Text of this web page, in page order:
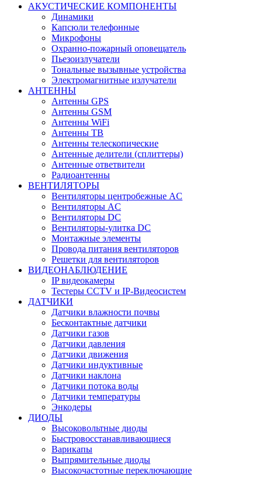
АКУСТИЧЕСКИЕ КОМПОНЕНТЫ
Динамики
Капсюли телефонные
Микрофоны
Охранно-пожарный оповещатель
Пьезоизлучатели
Тональные вызывные устройства
Электромагнитные излучатели
АНТЕННЫ
Антенны GPS
Антенны GSM
Антенны WiFi
Антенны ТВ
Антенны телескопические
Антенные делители (сплиттеры)
Антенные ответвители
Радиоантенны
ВЕНТИЛЯТОРЫ
Вентиляторы центробежные AC
Вентиляторы AC
Вентиляторы DC
Вентиляторы-улитка DC
Монтажные элементы
Провода питания вентиляторов
Решетки для вентиляторов
ВИДЕОНАБЛЮДЕНИЕ
IP видеокамеры
Тестеры CCTV и IP-Видеосистем
ДАТЧИКИ
Датчики влажности почвы
Бесконтактные датчики
Датчики газов
Датчики давления
Датчики движения
Датчики индуктивные
Датчики наклона
Датчики потока воды
Датчики температуры
Энкодеры
ДИОДЫ
Высоковольтные диоды
Быстровосстанавливающиеся
Варикапы
Выпрямительные диоды
Высокочастотные переключающие